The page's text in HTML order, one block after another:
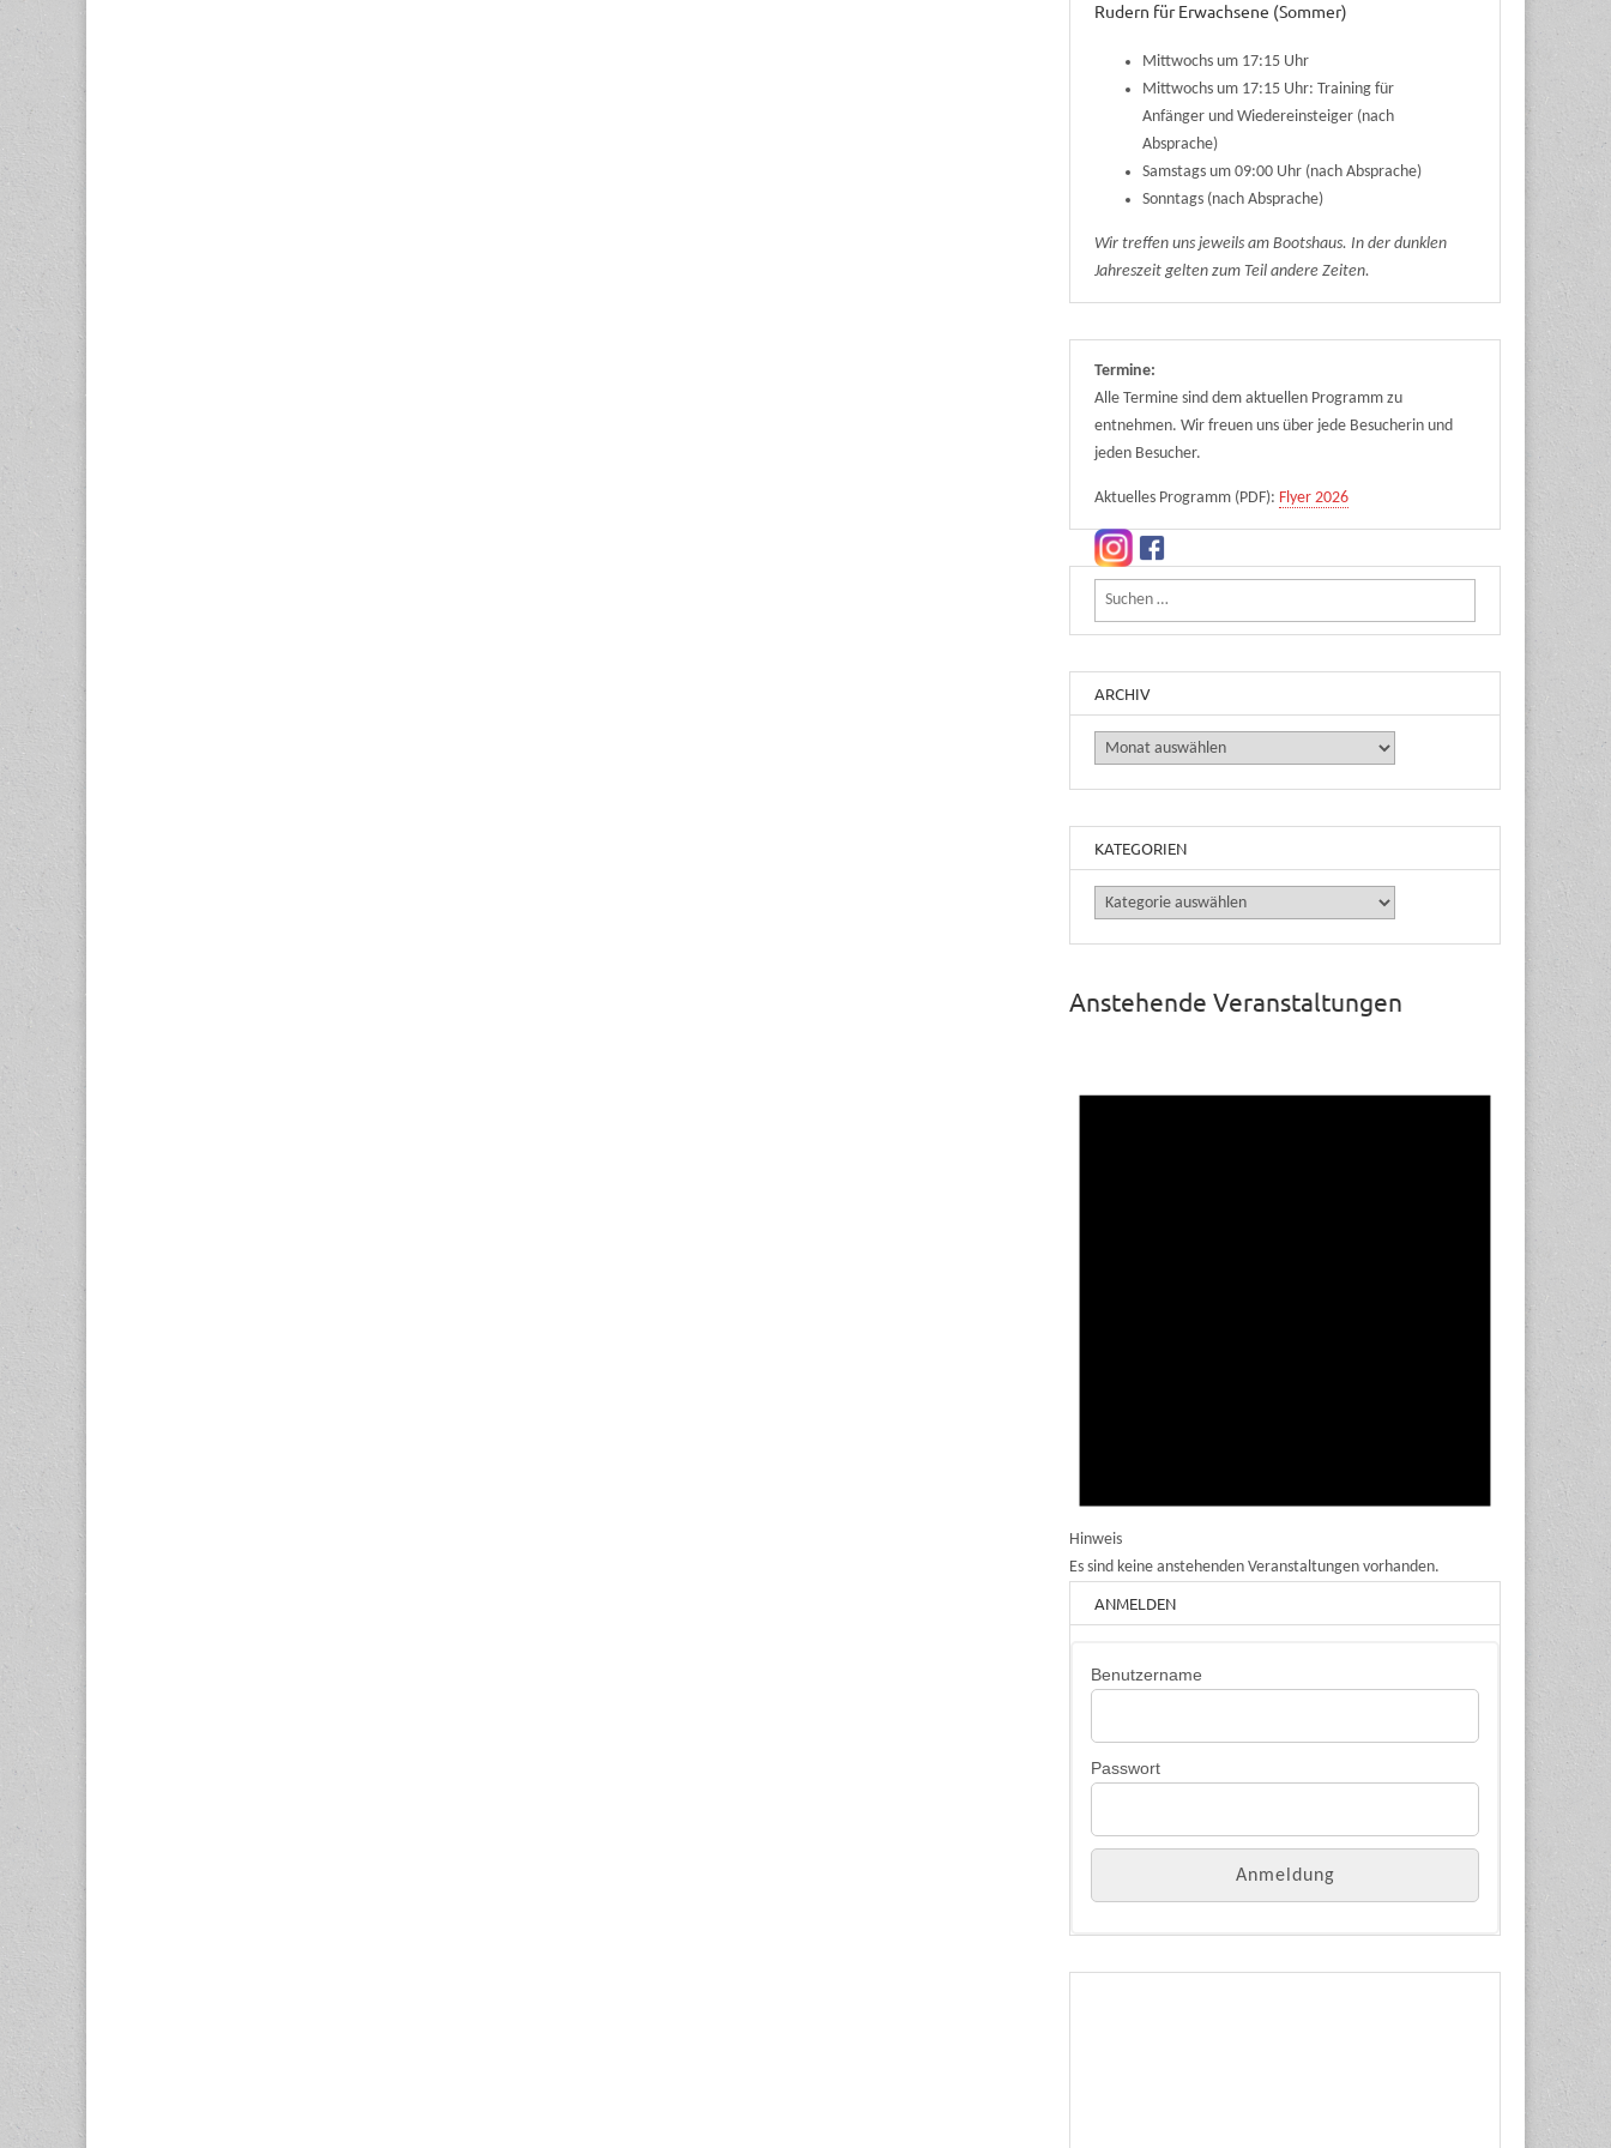
Rudern für Erwachsene (Sommer)
Mittwochs um 17:15 Uhr
Mittwochs um 17:15 Uhr: Training für
Anfänger und Wiedereinsteiger (nach
Absprache)
Samstags um 09:00 Uhr (nach Absprache)
Sonntags (nach Absprache)
Wir treffen uns jeweils am Bootshaus. In der dunklen
Jahreszeit gelten zum Teil andere Zeiten.
Termine:
Alle Termine sind dem aktuellen Programm zu
entnehmen. Wir freuen uns über jede Besucherin und
jeden Besucher.
Aktuelles Programm (PDF): Flyer 2026
Suchen nach:
ARCHIV
Archiv
KATEGORIEN
Kategorien
Anstehende Veranstaltungen
Hinweis
Es sind keine anstehenden Veranstaltungen vorhanden.
ANMELDEN
Benutzername
Passwort